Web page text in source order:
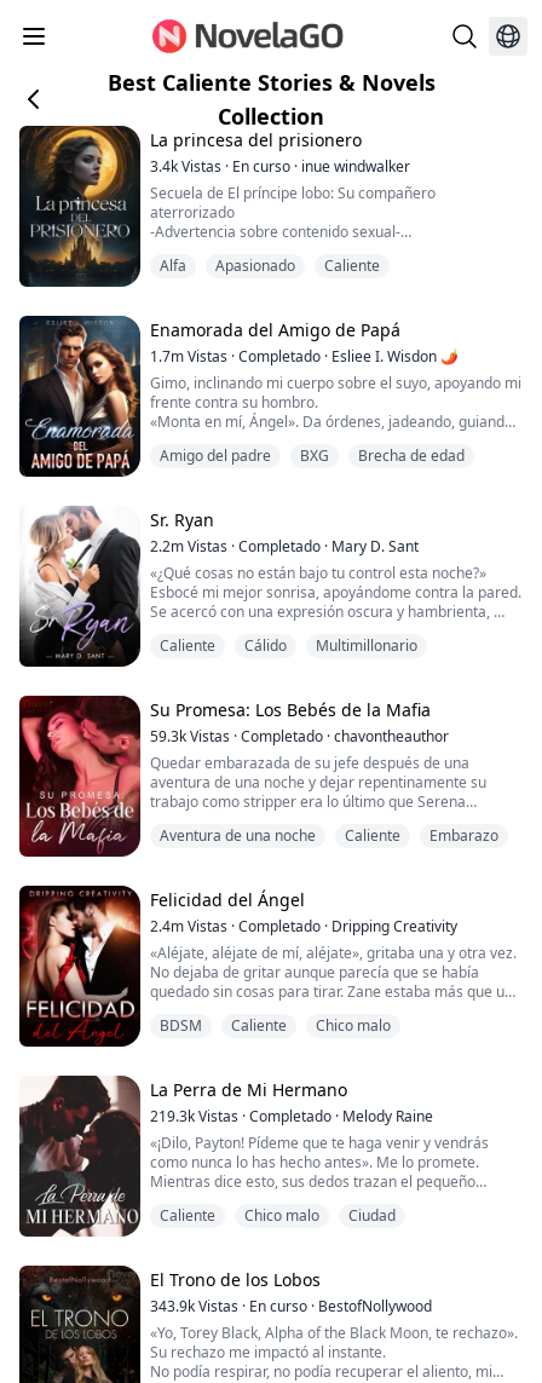
Best Caliente Stories & Novels
Collection
La princesa del prisionero
3.4kVistas · En curso · inue windwalker
Secuela de El príncipe lobo: Su compañero
aterrorizado
-Advertencia sobre contenido sexual-
sueño es seguir los pasos de su padre. Sin embargo,
alma gemela. Parece que todo apunta a hacer algo que
nunca ha hecho antes: dejar la manada. Pero, ¿puede
sop...
Alfa Apasionado Caliente
Enamorada del Amigo de Papá
1.7mVistas ·Completado · Esliee I. Wisdon 🌶
Gimo, inclinando mi cuerpo sobre el suyo, apoyando mi
frente contra su hombro.
«Monta en mí, Ángel». Da órdenes, jadeando, guiando
«Ponlo en mí, por favor...», le ruego mordiéndole el
cualquier orgasmo que haya sentido solo. Me está
frotando la polla y la sensación es mejor que la q...
Amigo del padre BXG Brecha de edad
Sr. Ryan
2.2mVistas ·Completado · Mary D. Sant
«¿Qué cosas no están bajo tu control esta noche?»
Esbocé mi mejor sonrisa, apoyándome contra la pared.
Se acercó con una expresión oscura y hambrienta,
sus manos alcanzaron mi rostro y presionó su cuerpo
poco de rudeza.
Su lengua me dejó sin aliento.
«Si no vas conmigo, te follaré aquí mismo». Susurró.
___________...
Caliente Cálido Multimillonario
Su Promesa: Los Bebés de la Mafia
59.3kVistas ·Completado ·chavontheauthor
Quedar embarazada de su jefe después de una
aventura de una noche y dejar repentinamente su
trabajo como stripper era lo último que Serena
de la mafia.
valiente y franco, pero de alguna manera los dos
tienen que hacer que funcione. Cuando Christian obliga
a Serena a seguir adelante con un compromis...
Aventura de una noche Caliente Embarazo
Felicidad del Ángel
2.4mVistas ·Completado · Dripping Creativity
«Aléjate, aléjate de mí, aléjate», gritaba una y otra vez.
No dejaba de gritar aunque parecía que se había
quedado sin cosas para tirar. Zane estaba más que un
pasando. Pero no podía concentrarse con la mujer
vio que las lágrimas comenzaban a llenarle los ojos, le
temblab...
BDSM Caliente Chico malo
La Perra de Mi Hermano
219.3kVistas ·Completado · Melody Raine
«¡Dilo, Payton! Pídeme que te haga venir y vendrás
como nunca lo has hecho antes». Me lo promete.
Mientras dice esto, sus dedos trazan el pequeño
«Por favor, Jake. Ahora. Haz que vaya». Lo ruego.
tener su propia vida. Lo que no espera es que un
hermanastro perdido ...
Caliente Chico malo Ciudad
El Trono de los Lobos
343.9kVistas · En curso · BestofNollywood
«Yo, Torey Black, Alpha of the Black Moon, te rechazo».
Su rechazo me impactó al instante.
No podía respirar, no podía recuperar el aliento, mi